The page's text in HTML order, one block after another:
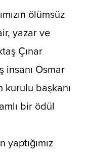
ölümsüz
yazar ve
Çınar
insanı Osmar
kurulu başkanı
bir ödül